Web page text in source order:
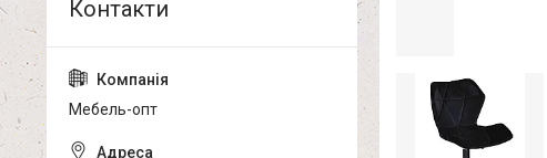
Мебель-опт